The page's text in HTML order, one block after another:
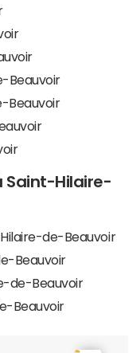
Beauvoir
Beauvoir
Saint-Hilaire-
de-Beauvoir
Beauvoir
de-Beauvoir
Beauvoir